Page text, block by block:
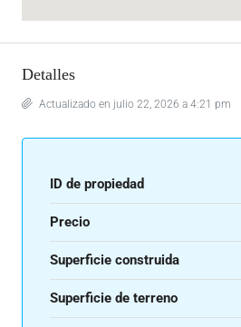
Detalles
Actualizado en julio 22, 2026 a 4:21 pm
ID de propiedad
Precio
Superficie construida
Superficie de terreno